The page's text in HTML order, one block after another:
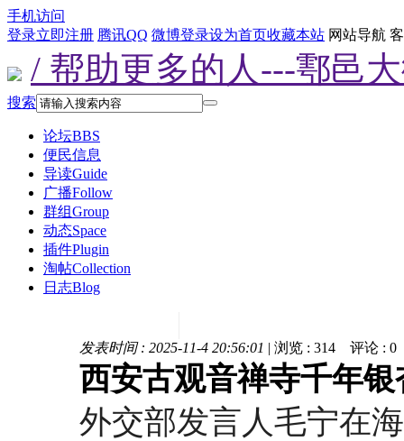
手机访问
登录立即注册 腾讯QQ 微博登录设为首页收藏本站 网站导航
/ 帮助更多的人---鄠邑
搜索
论坛BBS
便民信息
导读Guide
广播Follow
群组Group
动态Space
插件Plugin
淘帖Collection
日志Blog
发表时间 : 2025-11-4 20:56:01 | 浏览 : 314 评论 : 0
西安古观音禅寺千年
外交部发言人毛宁在